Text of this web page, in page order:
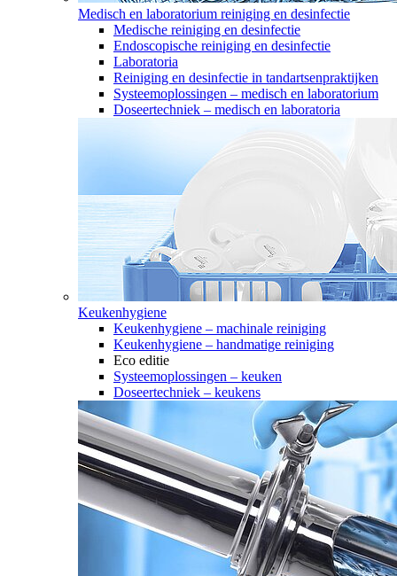
Medisch en laboratorium reiniging en desinfectie
Medische reiniging en desinfectie
Endoscopische reiniging en desinfectie
Laboratoria
Reiniging en desinfectie in tandartsenpraktijken
Systeemoplossingen – medisch en laboratorium
Doseertechniek – medisch en laboratoria
Keukenhygiene
Keukenhygiene – machinale reiniging
Keukenhygiene – handmatige reiniging
Eco editie
Systeemoplossingen – keuken
Doseertechniek – keukens